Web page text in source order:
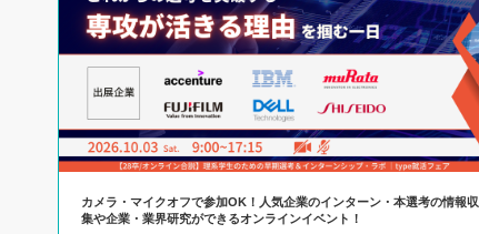
カメラ・マイクオフで参加OK！人気企業のインターン・本選考の情報収
集や企業・業界研究ができるオンラインイベント！